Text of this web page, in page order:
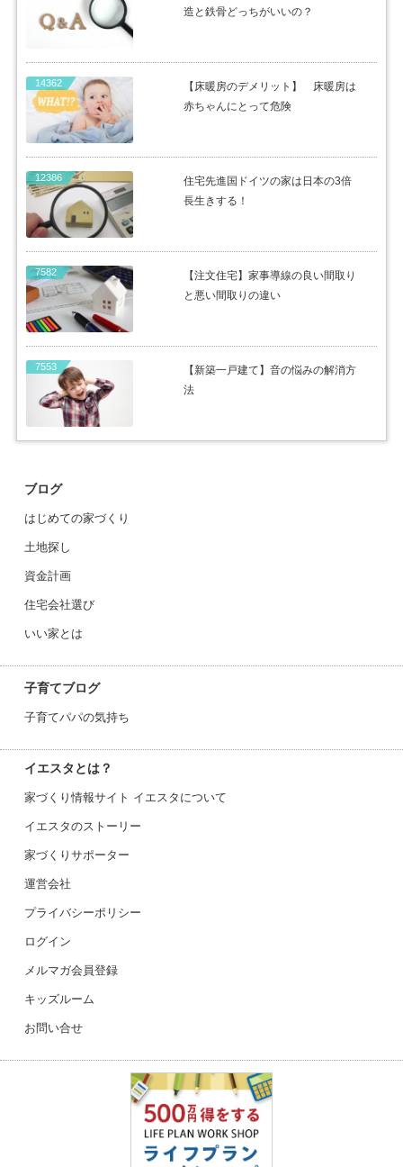
造と鉄骨どっちがいいの？
14362
【床暖房のデメリット】 床暖房は
赤ちゃんにとって危険
12386
住宅先進国ドイツの家は日本の3倍
長生きする！
7582
【注文住宅】家事導線の良い間取り
と悪い間取りの違い
7553
【新築一戸建て】音の悩みの解消方
法
ブログ
はじめての家づくり
土地探し
資金計画
住宅会社選び
いい家とは
子育てブログ
子育てパパの気持ち
イエスタとは？
家づくり情報サイト イエスタについて
イエスタのストーリー
家づくりサポーター
運営会社
プライバシーポリシー
ログイン
メルマガ会員登録
キッズルーム
お問い合せ